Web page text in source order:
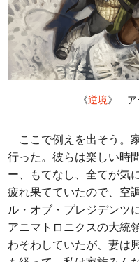
《逆境》 ア
ここで例えを出そう。
行った。彼らは楽しい時
ー、もてなし、全てが気
疲れ果てていたので、空
ル・オブ・プレジデンツ
アニマトロニクスの大統
わそわしていたが、妻は